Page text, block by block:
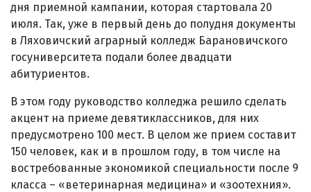
дня приемной кампании, которая стартовала 20
июля. Так, уже в первый день до полудня документы
в Ляховичский аграрный колледж Барановичского
госуниверситета подали более двадцати
абитуриентов.
В этом году руководство колледжа решило сделать
акцент на приеме девятиклассников, для них
предусмотрено 100 мест. В целом же прием составит
150 человек, как и в прошлом году, в том числе на
востребованные экономикой специальности после 9
класса – «ветеринарная медицина» и «зоотехния».